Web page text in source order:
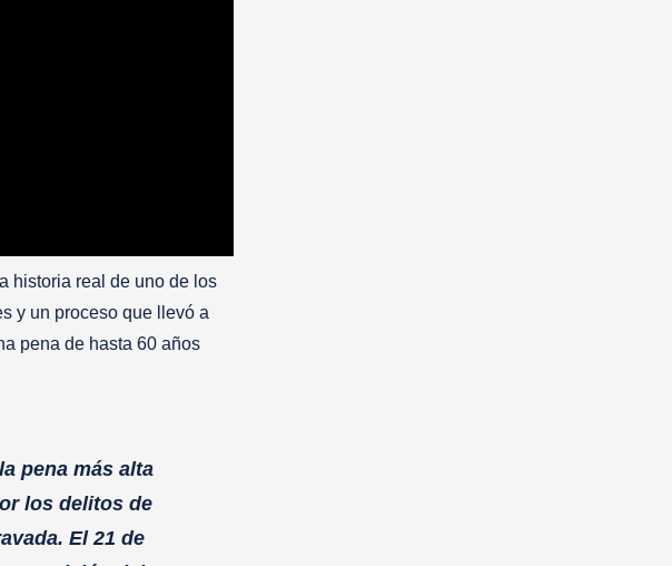
historia real de uno de los
y un proceso que llevó a
pena de hasta 60 años
pena más alta
los delitos de
El 21 de